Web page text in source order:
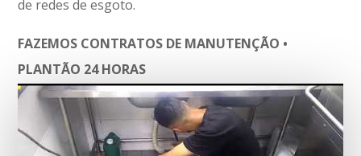
de redes de esgoto.
FAZEMOS CONTRATOS DE MANUTENÇÃO •
PLANTÃO 24 HORAS